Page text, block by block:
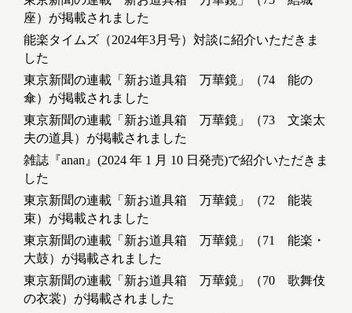
座）が掲載されました
能楽タイムズ（2024年3月号）対談に紹介いただきま
した
東京新聞の連載「新お道具箱 万華鏡」（74 能の
傘）が掲載されました
東京新聞の連載「新お道具箱 万華鏡」（73 文楽太
夫の道具）が掲載されました
雑誌『anan』(2024 年 1 月 10 日発売)で紹介いただきま
した
東京新聞の連載「新お道具箱 万華鏡」（72 能装
束）が掲載されました
東京新聞の連載「新お道具箱 万華鏡」（71 能楽・
大鼓）が掲載されました
東京新聞の連載「新お道具箱 万華鏡」（70 歌舞伎
の衣裳）が掲載されました